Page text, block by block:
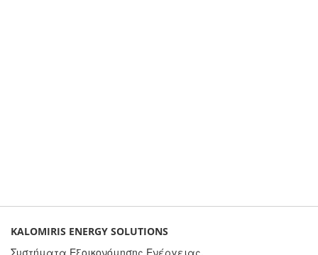
KALOMIRIS ENERGY SOLUTIONS